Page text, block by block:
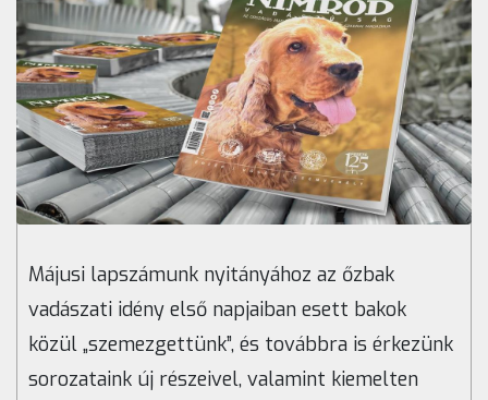
Májusi lapszámunk nyitányához az őzbak
vadászati idény első napjaiban esett bakok
közül „szemezgettünk”, és továbbra is érkezünk
sorozataink új részeivel, valamint kiemelten